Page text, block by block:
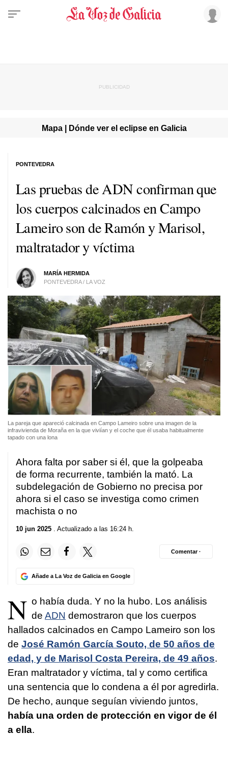
Mapa | Dónde ver el eclipse en Galicia
Las pruebas de ADN confirman que
los cuerpos calcinados en Campo
Lameiro son de Ramón y Marisol,
maltratador y víctima
MARÍA HERMIDA
PONTEVEDRA / LA VOZ
PONTEVEDRA
La pareja que apareció calcinada en Campo Lameiro sobre una imagen de la
infravivienda de Moraña en la que viviían y el coche que él usaba habitualmente
tapado con una lona
Ahora falta por saber si él, que la golpeaba
de forma recurrente, también la mató. La
subdelegación de Gobierno no precisa por
ahora si el caso se investiga como crimen
machista o no
10 jun 2025 . Actualizado a las 16:24 h.
Añade a La Voz de Galicia en Google
Comentar ·
N o había duda. Y no la hubo. Los análisis
de ADN demostraron que los cuerpos
hallados calcinados en Campo Lameiro son los
de José Ramón García Souto, de 50 años de
edad, y de Marisol Costa Pereira, de 49 años.
Eran maltratador y víctima, tal y como certifica
una sentencia que lo condena a él por agredirla.
De hecho, aunque seguían viviendo juntos,
había una orden de protección en vigor de él
a ella.